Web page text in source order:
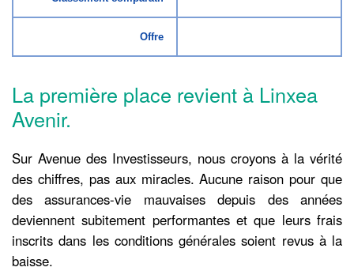
Offre
La première place revient à Linxea
Avenir.
Sur Avenue des Investisseurs, nous croyons à la vérité
des chiffres, pas aux miracles. Aucune raison pour que
des assurances-vie mauvaises depuis des années
deviennent subitement performantes et que leurs frais
inscrits dans les conditions générales soient revus à la
baisse.